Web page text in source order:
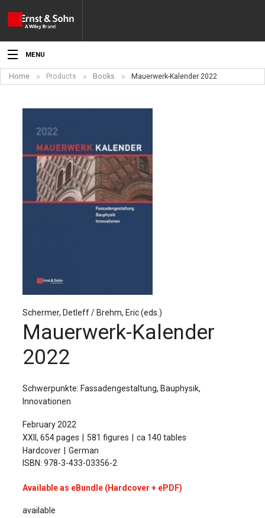
MENU
News
Events
Topics
Products
Media
Sprache / Language: DE Sprache / Language: EN
Home Products Books Mauerwerk-Kalender 2022
Schermer, Detleff / Brehm, Eric (eds.)
Mauerwerk-Kalender
2022
Schwerpunkte: Fassadengestaltung, Bauphysik,
Innovationen
February 2022
XXII, 654 pages
581 figures
ca 140 tables
Hardcover
German
ISBN: 978-3-433-03356-2
Available as eBundle (Hardcover + ePDF)
available